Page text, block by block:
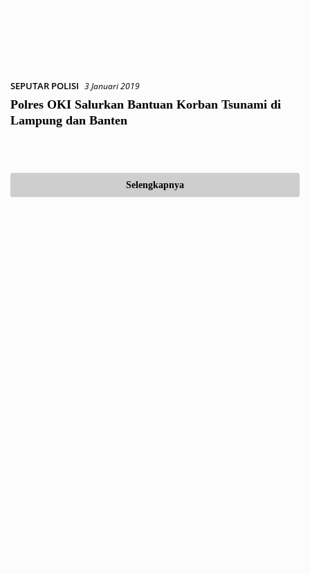
SEPUTAR POLISI 3 Januari 2019
Polres OKI Salurkan Bantuan Korban Tsunami di
Lampung dan Banten
Selengkapnya